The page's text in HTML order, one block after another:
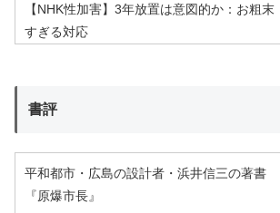
【NHK性加害】3年放置は意図的か：お粗末
すぎる対応
書評
平和都市・広島の設計者・浜井信三の著書
『原爆市長』